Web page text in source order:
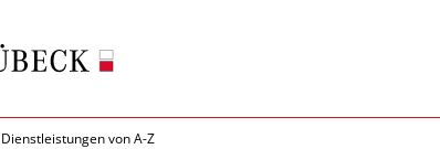
Dienstleistungen von A-Z